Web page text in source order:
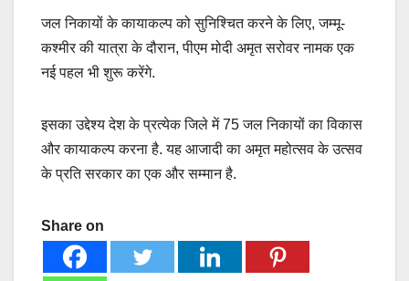
जल निकायों के कायाकल्प को सुनिश्चित करने के लिए, जम्मू-
कश्मीर की यात्रा के दौरान, पीएम मोदी अमृत सरोवर नामक एक
नई पहल भी शुरू करेंगे.
इसका उद्देश्य देश के प्रत्येक जिले में 75 जल निकायों का विकास
और कायाकल्प करना है. यह आजादी का अमृत महोत्सव के उत्सव
के प्रति सरकार का एक और सम्मान है.
Share on